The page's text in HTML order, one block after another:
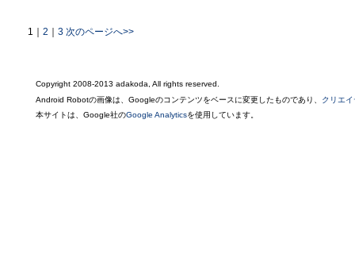
1 2 3 次のページへ>>
Copyright 2008-2013 adakoda, All rights reserved.
Android Robotの画像は、Googleのコンテンツをベースに変更したものであり、 クリエ
本サイトは、Google社のGoogle Analyticsを使用しています。